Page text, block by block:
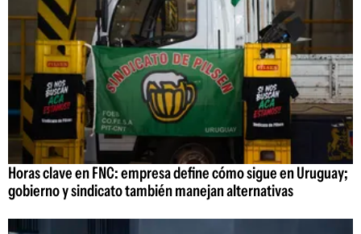
Horas clave en FNC: empresa define cómo sigue en Uruguay;
gobierno y sindicato también manejan alternativas